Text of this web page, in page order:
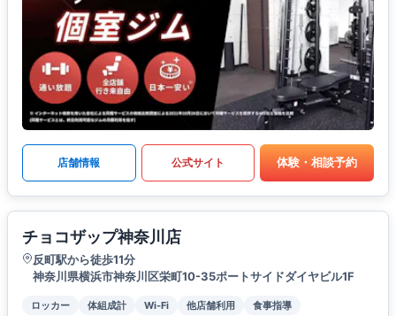
店舗情報 公式サイト 体験・相談予約
チョコザップ神奈川店
反町駅から徒歩11分
神奈川県横浜市神奈川区栄町10-35ポートサイドダイヤビル1F
ロッカー 体組成計 Wi-Fi 他店舗利用 食事指導